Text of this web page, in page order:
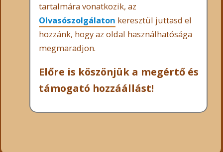
tartalmára vonatkozik, az
Olvasószolgálaton keresztül juttasd el
hozzánk, hogy az oldal használhatósága
megmaradjon.
Előre is köszönjük a megértő és
támogató hozzáállást!